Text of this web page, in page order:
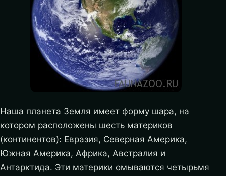
Наша планета Земля имеет форму шара, на
котором расположены шесть материков
(континентов): Евразия, Северная Америка,
Южная Америка, Африка, Австралия и
Антарктида. Эти материки омыва­ются четырьмя